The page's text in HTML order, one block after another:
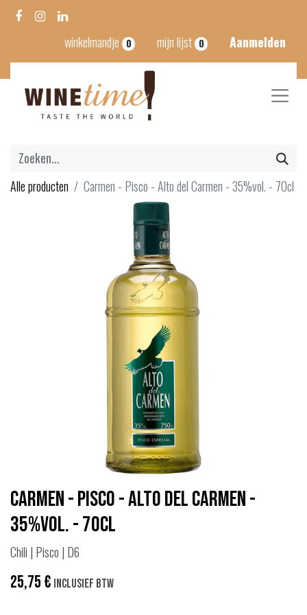
winkelmandje 0 mijn lijst 0 Aanmelden
Alle producten Carmen - Pisco - Alto del Carmen - 35%vol. - 70cl
Carmen - Pisco - Alto del Carmen -
35%vol. - 70cl
Chili | Pisco | D6
25,75€ Inclusief btw